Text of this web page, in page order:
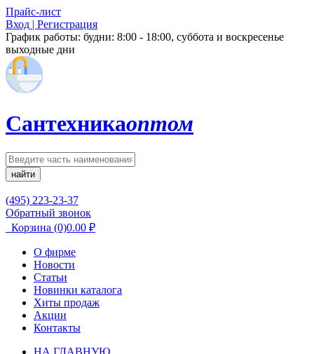
Прайс-лист
Вход | Регистрация
График работы: будни: 8:00 - 18:00, суббота и воскресенье
выходные дни
Сантехникаоптом
найти
(495) 223-23-37
Обратный звонок
Корзина (0)0.00 ₽
О фирме
Новости
Статьи
Новинки каталога
Хиты продаж
Акции
Контакты
НА ГЛАВНУЮ